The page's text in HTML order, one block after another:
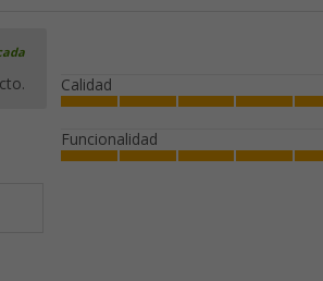
Calidad
Funcionalidad